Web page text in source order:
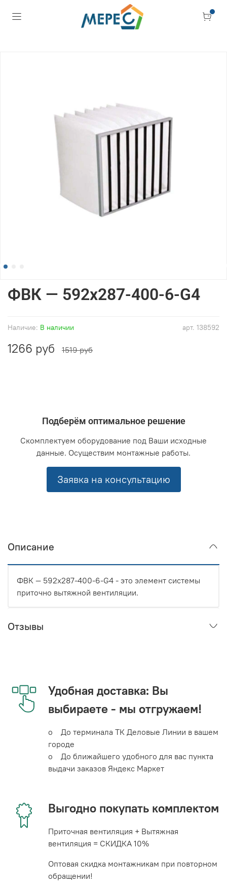
арт. 138592
Наличие: В наличии
ФВК — 592x287-400-6-G4
1266 руб 1519 руб
Подберём оптимальное решение
Скомплектуем оборудование под Ваши исходные
данные. Осуществим монтажные работы.
Заявка на консультацию
Описание
ФВК — 592x287-400-6-G4 - это элемент системы
приточно вытяжной вентиляции.
Отзывы
Удобная доставка: Вы
выбираете - мы отгружаем!
o До терминала ТК Деловые Линии в вашем
городе
o До ближайшего удобного для вас пункта
выдачи заказов Яндекс Маркет
Выгодно покупать комплектом
Приточная вентиляция + Вытяжная
вентиляция = СКИДКА 10%
Оптовая скидка монтажникам при повторном
обращении!